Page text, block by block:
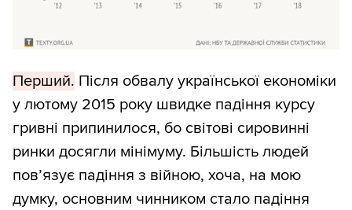
Перший. Після обвалу української економіки
у лютому 2015 року швидке падіння курсу
гривні припинилося, бо світові сировинні
ринки досягли мінімуму. Більшість людей
пов’язує падіння з війною, хоча, на мою
думку, основним чинником стало падіння